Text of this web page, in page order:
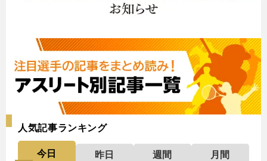
人気記事ランキング
今日 昨日 週間
月間